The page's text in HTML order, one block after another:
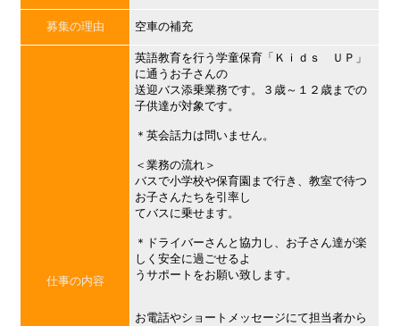
募集の理由 空車の補充
仕事の内容
英語教育を行う学童保育「Ｋｉｄｓ ＵＰ」
に通うお子さんの
送迎バス添乗業務です。３歳～１２歳までの
子供達が対象です。
＊英会話力は問いません。
＜業務の流れ＞
バスで小学校や保育園まで行き、教室で待つ
お子さんたちを引率し
てバスに乗せます。
＊ドライバーさんと協力し、お子さん達が楽
しく安全に過ごせるよ
うサポートをお願い致します。
お電話やショートメッセージにて担当者から